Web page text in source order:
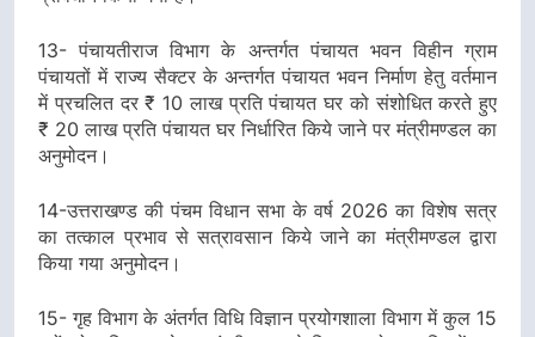
13- पंचायतीराज विभाग के अन्तर्गत पंचायत भवन विहीन ग्राम
पंचायतों में राज्य सैक्टर के अन्तर्गत पंचायत भवन निर्माण हेतु वर्तमान
में प्रचलित दर ₹ 10 लाख प्रति पंचायत घर को संशोधित करते हुए
₹ 20 लाख प्रति पंचायत घर निर्धारित किये जाने पर मंत्रीमण्डल का
अनुमोदन।
14-उत्तराखण्ड की पंचम विधान सभा के वर्ष 2026 का विशेष सत्र
का तत्काल प्रभाव से सत्रावसान किये जाने का मंत्रीमण्डल द्वारा
किया गया अनुमोदन।
15- गृह विभाग के अंतर्गत विधि विज्ञान प्रयोगशाला विभाग में कुल 15